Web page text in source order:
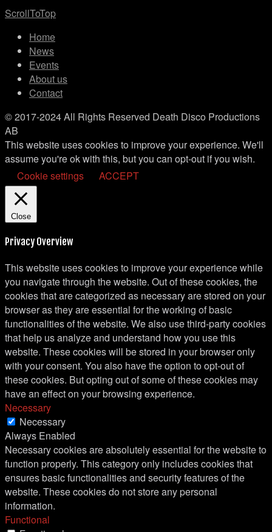
ScrollToTop
Home
News
Events
About us
Contact
© 2017-2024 All Rights Reserved Death Disco Productions
AB
This website uses cookies to improve your experience. We'll
assume you're ok with this, but you can opt-out if you wish.
Cookie settings
ACCEPT
Close
Privacy Overview
This website uses cookies to improve your experience while
you navigate through the website. Out of these cookies, the
cookies that are categorized as necessary are stored on your
browser as they are essential for the working of basic
functionalities of the website. We also use third-party cookies
that help us analyze and understand how you use this
website. These cookies will be stored in your browser only
with your consent. You also have the option to opt-out of
these cookies. But opting out of some of these cookies may
have an effect on your browsing experience.
Necessary
Necessary
Always Enabled
Necessary cookies are absolutely essential for the website to
function properly. This category only includes cookies that
ensures basic functionalities and security features of the
website. These cookies do not store any personal
information.
Functional